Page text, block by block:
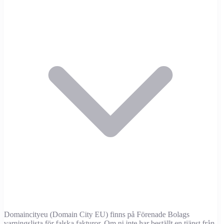
Domaincityeu (Domain City EU) finns på Förenade Bolags